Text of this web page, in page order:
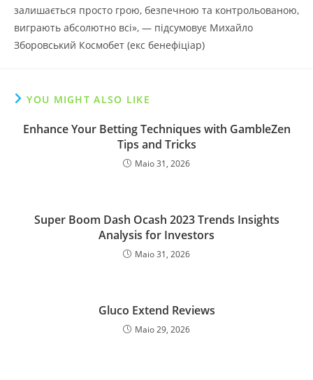
залишається просто грою, безпечною та контрольованою,
виграють абсолютно всі», — підсумовує Михайло
Зборовський Космобет (екс бенефіціар)
YOU MIGHT ALSO LIKE
Enhance Your Betting Techniques with GambleZen
Tips and Tricks
Maio 31, 2026
Super Boom Dash Ocash 2023 Trends Insights
Analysis for Investors
Maio 31, 2026
Gluco Extend Reviews
Maio 29, 2026